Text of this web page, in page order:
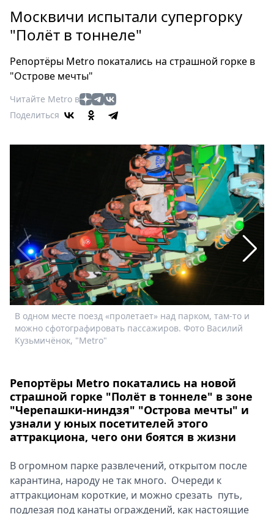
Россия
Мир
Еда
Мода
Театр
релизы
О
Metro
Стримы
Спецпроекты
Звезды
Выборы
2026
Скачай
Москвичи испытали супергорку
"Полёт в тоннеле"
Репортёры Metro покатались на страшной горке в
"Острове мечты"
Читайте Metro в
Поделиться
В одном месте поезд «пролетает» над парком, там-то и
можно сфотографировать пассажиров. Фото Василий
Кузьмичёнок, "Metro"
Репортёры Metro покатались на новой
страшной горке "Полёт в тоннеле" в зоне
"Черепашки-ниндзя" "Острова мечты" и
узнали у юных посетителей этого
аттракциона, чего они боятся в жизни
В огромном парке развлечений, открытом после
карантина, народу не так много. Очереди к
аттракционам короткие, и можно срезать путь,
подлезая под канаты ограждений, как настоящие